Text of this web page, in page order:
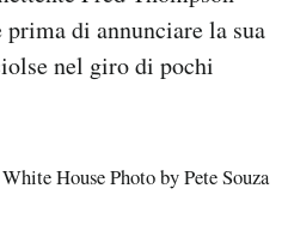
di annunciare la sua
nel giro di pochi
House Photo by Pete Souza